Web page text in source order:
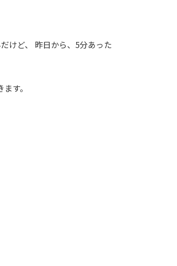
けど、 昨日から、5分あった
す。